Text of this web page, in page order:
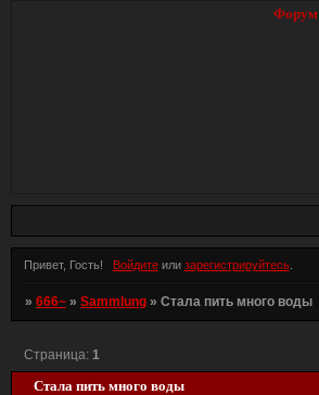
Форум
Привет, Гость! Войдитеили зарегистрируйтесь.
»666~ »Sammlung »Стала пить много воды
Стала пить много воды
Страница:1